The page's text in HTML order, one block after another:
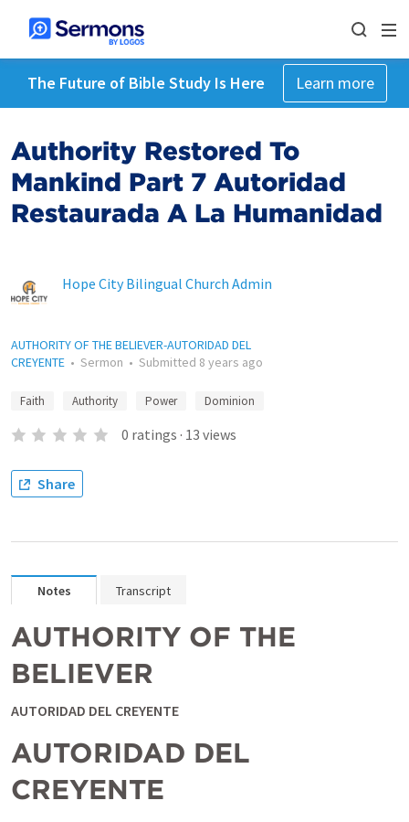
The Future of Bible Study Is Here Learn more
Authority Restored To
Mankind Part 7 Autoridad
Restaurada A La Humanidad
Hope City Bilingual Church Admin
AUTHORITY OF THE BELIEVER-AUTORIDAD DEL
CREYENTE • Sermon • Submitted 8 years ago
Faith Authority Power Dominion
0 ratings · 13 views
Share
Notes Transcript
AUTHORITY OF THE
BELIEVER
AUTORIDAD DEL CREYENTE
AUTORIDAD DEL
CREYENTE